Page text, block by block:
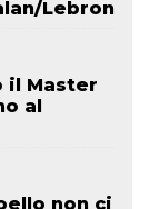
Lebron
il Master
al
non ci